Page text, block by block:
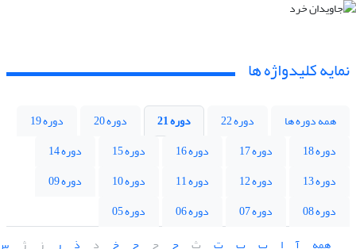
نمایه کلیدواژه ها
همه دوره ها دوره 22 دوره 21 دوره 20
دوره 19
دوره 18
دوره 17 دوره 16 دوره 15
دوره 14
دوره 13
دوره 12 دوره 11 دوره 10
دوره 09
دوره 08
دوره 07 دوره 06
دوره 05